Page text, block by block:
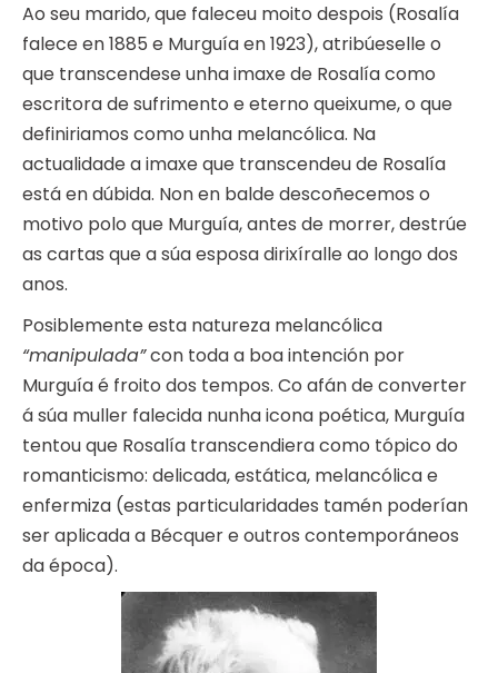
Ao seu marido, que faleceu moito despois (Rosalía
falece en 1885 e Murguía en 1923), atribúeselle o
que transcendese unha imaxe de Rosalía como
escritora de sufrimento e eterno queixume, o que
definiriamos como unha melancólica. Na
actualidade a imaxe que transcendeu de Rosalía
está en dúbida. Non en balde descoñecemos o
motivo polo que Murguía, antes de morrer, destrúe
as cartas que a súa esposa dirixíralle ao longo dos
anos.
Posiblemente esta natureza melancólica
“manipulada”con toda a boa intención por
Murguía é froito dos tempos. Co afán de converter
á súa muller falecida nunha icona poética, Murguía
tentou que Rosalía transcendiera como tópico do
romanticismo: delicada, estática, melancólica e
enfermiza (estas particularidades tamén poderían
ser aplicada a Bécquer e outros contemporáneos
da época).